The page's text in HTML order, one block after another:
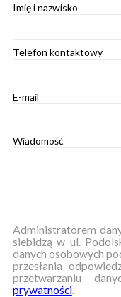
Imię i nazwisko
Telefon kontaktowy
E-mail
Wiadomość
Administratorem
siebidzą w ul.
danych osobowych
przesłania
przetwarzaniu
prywatności.